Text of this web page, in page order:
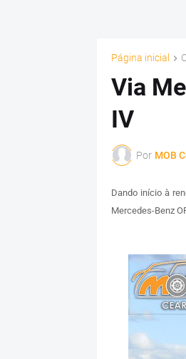
Página inicial
Via
IV
Por MOB
Dando início à
Mercedes-Benz